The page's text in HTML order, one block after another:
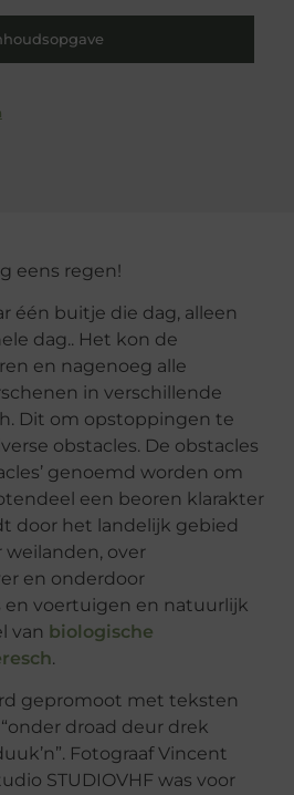
eens regen!
één buitje die dag, alleen
dag.. Het kon de
en nagenoeg alle
in verschillende
Dit om opstoppingen te
obstacles. De obstacles
genoemd worden om
een beoren klarakter
door het landelijk gebied
weilanden, over
en onderdoor
voertuigen en natuurlijk
van biologische
.
gepromoot met teksten
“onder droad deur drek
Fotograaf Vincent
STUDIOVHF was voor